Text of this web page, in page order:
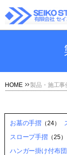
HOME 製品・施工事
お墓の手摺 （24）
スロープ手摺 （25）
ハンガー掛け付布